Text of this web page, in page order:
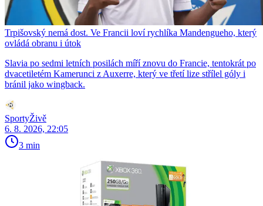
Trpišovský nemá dost. Ve Francii loví rychlíka Mandengueho, který
ovládá obranu i útok
Slavia po sedmi letních posilách míří znovu do Francie, tentokrát po
dvacetiletém Kamerunci z Auxerre, který ve třetí lize střílel góly i
bránil jako wingback.
SportyŽivě
6. 8. 2026, 22:05
3 min